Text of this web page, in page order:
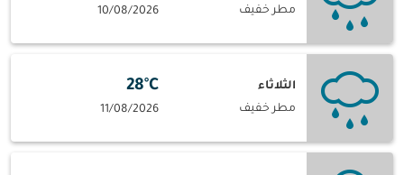
مطر خفيف
10/08/2026
الثلاثاء
مطر خفيف
28°C
11/08/2026